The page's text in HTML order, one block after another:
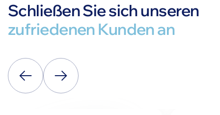
Schließen Sie sich unseren
zufriedenen Kunden an